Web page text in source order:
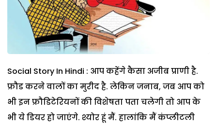
Social Story In Hindi : आप कहेंगे कैसा अजीब प्राणी है.
फ्रौड करने वालों का मुरीद है. लेकिन जनाब, जब आप को
भी इन फ्रौडिटेरियनों की विशेषता पता चलेगी तो आप के
भी ये डियर हो जाएंगे. श्योर हूं मैं. हालांकि मैं कंप्लीटली